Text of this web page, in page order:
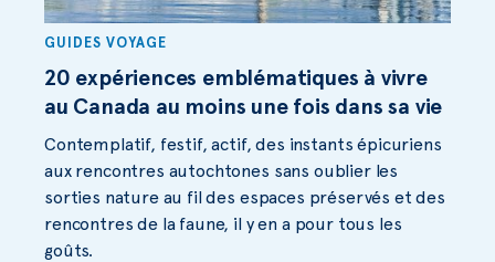
GUIDES VOYAGE
20 expériences emblématiques à vivre
au Canada au moins une fois dans sa vie
Contemplatif, festif, actif, des instants épicuriens
aux rencontres autochtones sans oublier les
sorties nature au fil des espaces préservés et des
rencontres de la faune, il y en a pour tous les
goûts.